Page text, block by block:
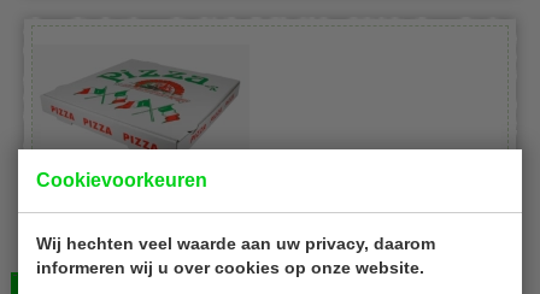
Cookievoorkeuren
Wij hechten veel waarde aan uw privacy, daarom
informeren wij u over cookies op onze website.
Pizzadozen 30 cm
Pizzadozen | met Italiaanse vlag | Ø 30 x H4 cm |
100 stuks